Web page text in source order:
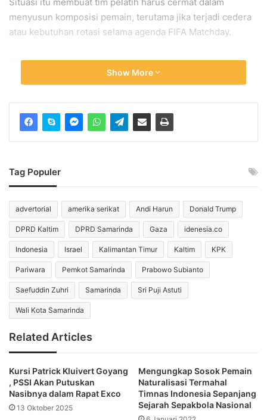
menyusun komposisi pemain, terutama jika terjadi cedera
atau kebutuhan rotasi selama agenda FIFA Matchday.
Sejumlah Pemain Bisa Menjadi
Alternatif di Lini Tengah
Meski stok gelandang terbatas, Indonesia masih memiliki
beberapa pemain serbabisa yang dapat mengisi sektor
tengah. Dalam beberapa kesempatan, sejumlah pemain
Nathan Tjoe-A-OndanJustin Hubnertermasuk pemain
yang berpotensi digeser ke lini tengah jika dibutuhkan.
Keduanya memiliki kemampuan distribusi bola yang cukup
baik dan pengalaman bermain di beberapa posisi berbeda.
Selain itu, Beckham Putrajuga dapat menjadi opsi untuk
mengisi peran gelandang serang guna menambah
kreativitas permainan.
Fleksibilitas
Pada laga sebelumnya melawan Bulgaria, John Herdman
menerapkan formasi 3-4-3. Skema tersebut
memungkinkan beberapa pemain berganti peran sesuai
Show More
Tag Populer
advertorial amerika serikat Andi Harun Donald Trump
DPRD Kaltim DPRD Samarinda Gaza idenesia.co
Indonesia Israel Kalimantan Timur Kaltim KPK
Pariwara Pemkot Samarinda Prabowo Subianto
Saefuddin Zuhri Samarinda Sri Puji Astuti
Wali Kota Samarinda
Related Articles
Kursi Patrick Kluivert Goyang
, PSSI Akan Putuskan
Nasibnya dalam Rapat Exco
13 Oktober 2025
Mengungkap Sosok Pemain
Naturalisasi Termahal
Timnas Indonesia Sepanjang
Sejarah Sepakbola Nasional